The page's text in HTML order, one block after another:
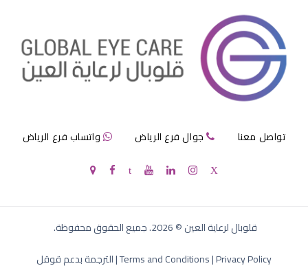
احمرار عيون الاطفال الرضع
تواصل معنا جوال فرع الرياض واتساب فرع الرياض
قلوبال لرعاية العين©
2026. جميع الحقوق محفوظة.
Terms and Conditions|Privacy Policy
|الترجمة بدعم قوقل